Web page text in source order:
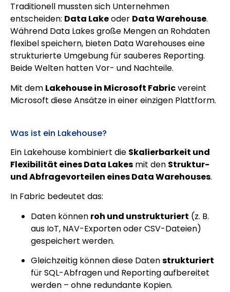
Traditionell mussten sich Unternehmen
entscheiden: Data Lakeoder Data Warehouse.
Während Data Lakes große Mengen an Rohdaten
flexibel speichern, bieten Data Warehouses eine
strukturierte Umgebung für sauberes Reporting.
Beide Welten hatten Vor- und Nachteile.
Mit dem Lakehouse in Microsoft Fabricvereint
Microsoft diese Ansätze in einer einzigen Plattform.
Was ist ein Lakehouse?
Ein Lakehouse kombiniert die Skalierbarkeit und
Flexibilität eines Data Lakes mit den Struktur-
und Abfragevorteilen eines Data Warehouses.
In Fabric bedeutet das:
Daten können roh und unstrukturiert (z. B.
aus IoT, NAV-Exporten oder CSV-Dateien)
gespeichert werden.
Gleichzeitig können diese Datenstrukturiert
für SQL-Abfragen und Reporting aufbereitet
werden – ohne redundante Kopien.